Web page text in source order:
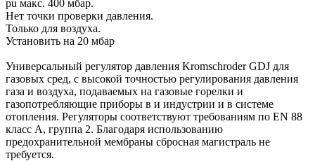
pu макс. 400 мбар.
Нет точки проверки давления.
Только для воздуха.
Установить на 20 мбар
Универсальный регулятор давления Kromschroder GDJ для
газовых сред, с высокой точностью регулирования давления
газа и воздуха, подаваемых на газовые горелки и
газопотребляющие приборы в и индустрии и в системе
отопления. Регуляторы соответствуют требованиям по EN 88
класс А, группа 2. Благодаря использованию
предохранительной мембраны сбросная магистраль не
требуется.